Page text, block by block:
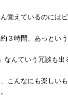
覚えているのにはビ
３時間、あっという
なんていう冗談も出
こんなにも楽しい